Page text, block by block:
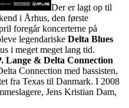
Der er lagt op til
i Århus, den første
foregår koncerterne på
legendariske Delta Blues
i meget meget lang tid.
Lange & Delta Connection
Connection med bassisten,
fra Texas til Danmark. I 2008
Jens Kristian Dam,